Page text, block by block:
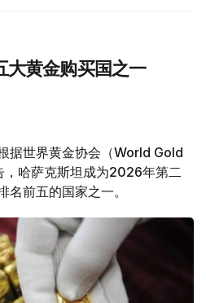
大黄金购买国之一
据世界黄金协会（World Gold
哈萨克斯坦成为2026年第二
前五的国家之一。